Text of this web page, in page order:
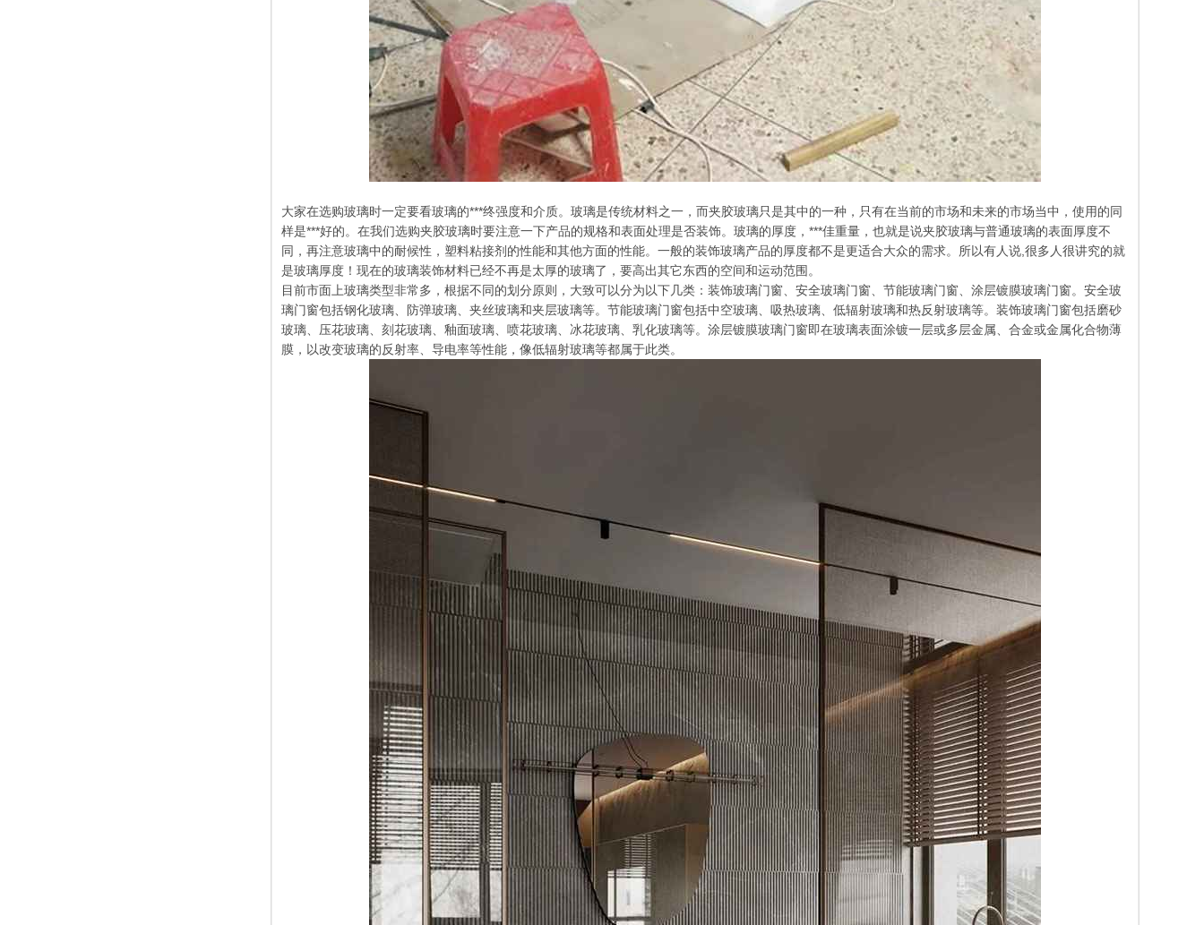
大家在选购玻璃时一定要看玻璃的***终强度和介质。玻璃是传统材料之一，而夹胶玻璃只是其中的一种，只有在当前的市场和未来的市场当中，使用的同
样是***好的。在我们选购夹胶玻璃时要注意一下产品的规格和表面处理是否装饰。玻璃的厚度，***佳重量，也就是说夹胶玻璃与普通玻璃的表面厚度不
同，再注意玻璃中的耐候性，塑料粘接剂的性能和其他方面的性能。一般的装饰玻璃产品的厚度都不是更适合大众的需求。所以有人说,很多人很讲究的就
是玻璃厚度！现在的玻璃装饰材料已经不再是太厚的玻璃了，要高出其它东西的空间和运动范围。
目前市面上玻璃类型非常多，根据不同的划分原则，大致可以分为以下几类：装饰玻璃门窗、安全玻璃门窗、节能玻璃门窗、涂层镀膜玻璃门窗。安全玻
璃门窗包括钢化玻璃、防弹玻璃、夹丝玻璃和夹层玻璃等。节能玻璃门窗包括中空玻璃、吸热玻璃、低辐射玻璃和热反射玻璃等。装饰玻璃门窗包括磨砂
玻璃、压花玻璃、刻花玻璃、釉面玻璃、喷花玻璃、冰花玻璃、乳化玻璃等。涂层镀膜玻璃门窗即在玻璃表面涂镀一层或多层金属、合金或金属化合物薄
膜，以改变玻璃的反射率、导电率等性能，像低辐射玻璃等都属于此类。